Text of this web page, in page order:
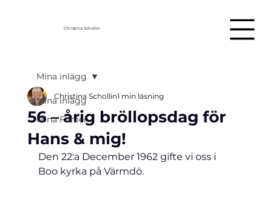
Christina Schollin
Mina inlägg
Mina Filmer
Mina inlägg
56 – årig bröllopsdag för
Hans & mig!
Christina Schollin1 min läsning
Den 22:a December 1962 gifte vi oss i
Boo kyrka på Värmdö.